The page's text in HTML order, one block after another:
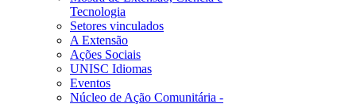
Tecnologia
Setores vinculados
A Extensão
Ações Sociais
UNISC Idiomas
Eventos
Núcleo de Ação Comunitária -